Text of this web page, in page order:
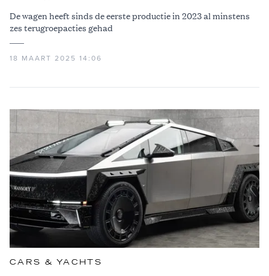
De wagen heeft sinds de eerste productie in 2023 al minstens
zes terugroepacties gehad
18 MAART 2025 14:06
CARS & YACHTS